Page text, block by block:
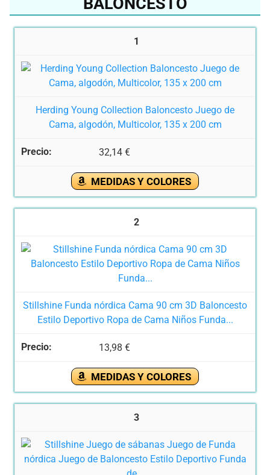
1
Herding Young Collection Baloncesto Juego de
Cama, algodón, Multicolor, 135 x 200 cm
32,14 €
MEDIDAS Y COLORES
2
Stillshine Funda nórdica Cama 90 cm 3D Baloncesto
Estilo Deportivo Ropa de Cama Niños Funda...
13,98 €
MEDIDAS Y COLORES
3